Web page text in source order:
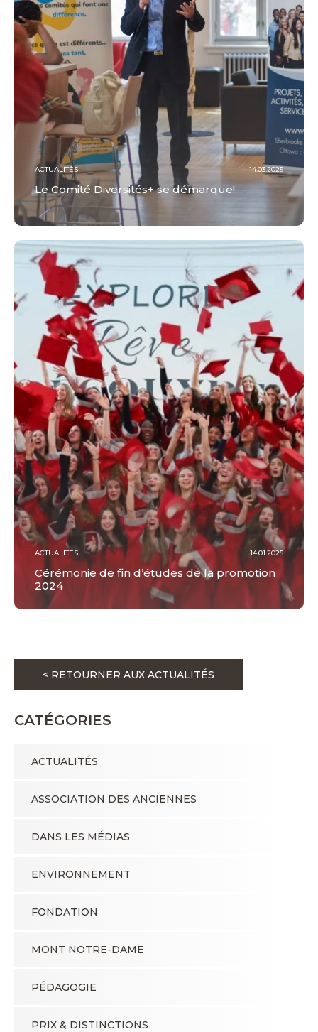
ACTUALITÉS 14.03.2025
Le Comité Diversités+ se démarque!
ACTUALITÉS 14.01.2025
Cérémonie de fin d’études de la promotion
2024
< RETOURNER AUX ACTUALITÉS
CATÉGORIES
ACTUALITÉS
ASSOCIATION DES ANCIENNES
DANS LES MÉDIAS
ENVIRONNEMENT
FONDATION
MONT NOTRE-DAME
PÉDAGOGIE
PRIX & DISTINCTIONS